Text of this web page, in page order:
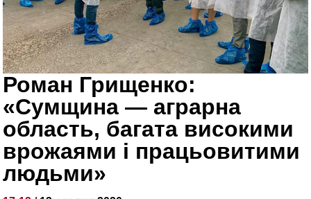
Роман Грищенко:
«Сумщина — аграрна
область, багата високими
врожаями і працьовитими
людьми»